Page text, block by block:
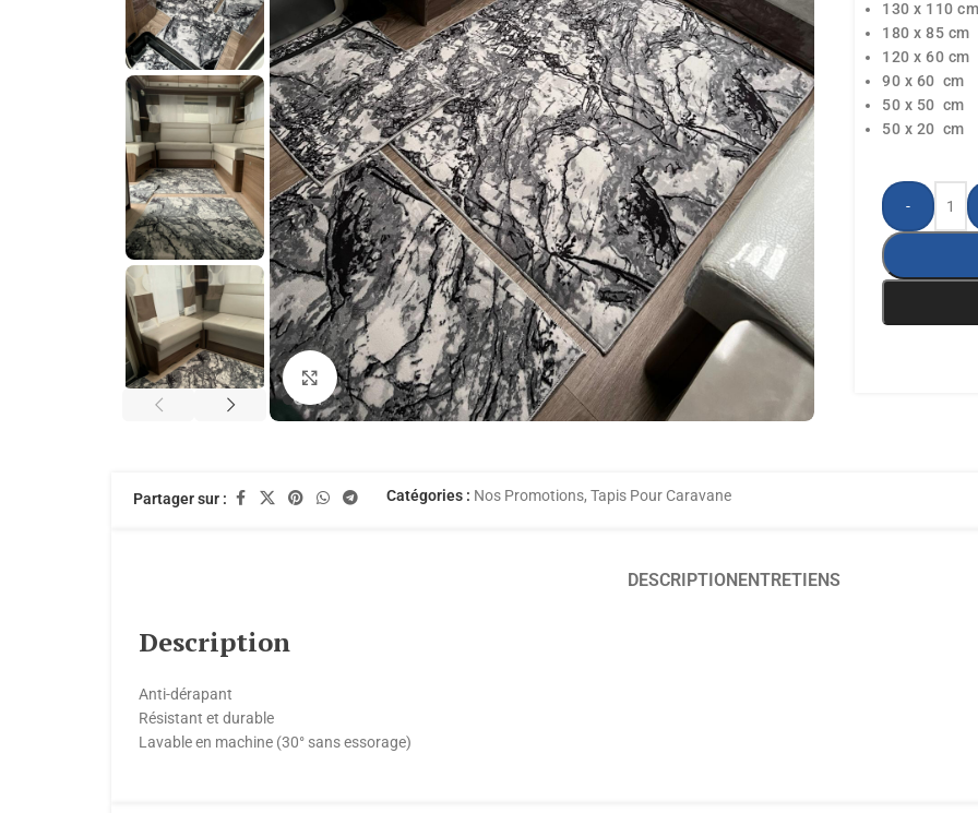
Agrandir
130 x 110 cm
180 x 85 cm
120 x 60 cm
90 x 60 cm
50 x 50 cm
50 x 20 cm
-
Partager sur : Catégories : Nos Promotions, Tapis Pour Caravane
DESCRIPTIONENTRETIENS
Description
Anti-dérapant
Résistant et durable
Lavable en machine (30° sans essorage)